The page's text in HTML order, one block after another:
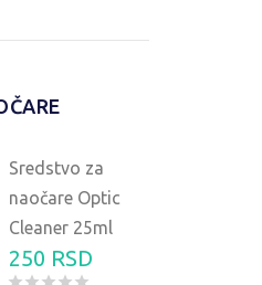
Sredstvo za
naočare Optic
Cleaner 25ml
250 RSD